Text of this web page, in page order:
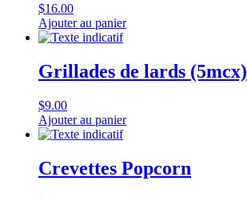
$16.00
Ajouter au panier
Grillades de lards (5mcx)
$9.00
Ajouter au panier
Crevettes Popcorn